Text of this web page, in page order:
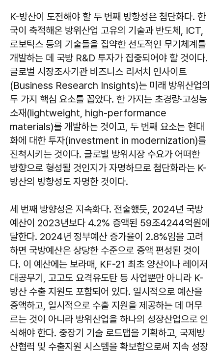
K-방산이 도전해야 할 두 번째 방향성은 첨단화다. 한
국이 축적해온 방위산업 고유의 기술과 반도체, ICT,
로보틱스 등의 기술들을 집약한 선도적인 무기체계를
개발하는 데 국방 R&D 투자가 집중되어야 할 것이다.
글로벌 시장조사기관 비즈니스 리서치 인사이트
(Business Research Insights)는 미래 방위산업의
두 가지 핵심 요소를 꼽았다. 한 가지는 초경량·고성능
소재(lightweight, high-performance
materials)를 개발하는 것이고, 두 번째 요소는 현대
화에 대한 투자(investment in modernization)를
진척시키는 것이다. 글로벌 방위시장 수요가 어떠한
방향으로 형성될 것인지가 자명하므로 첨단화라는 K-
방산의 방향성도 자명한 것이다.
세 번째 방향성은 지속화다. 전술했듯, 2024년 국방
예산이 2023년보다 4.2% 증액된 59조4244억원에
달한다. 2024년 정부예산 증가율이 2.8%임을 고려
하면 국방예산은 상당한 수준으로 증액 편성된 것이
다. 이 예산에는 보라매, KF-21 최초 양산이나 레이저
대공무기, 고고도 요격유도탄 등 사업뿐만 아니라 K-
방산 수출 지원도 포함되어 있다. 일시적으로 예산을
증액하고, 일시적으로 수출 지원을 제공하는 데 머무
르는 것이 아니라 방위산업을 하나의 성장산업으로 인
식해야 한다. 중장기 기술 로드맵을 기획하고, 국제방
산협력 및 수출지원 시스템을 확보함으로써 지속 성장